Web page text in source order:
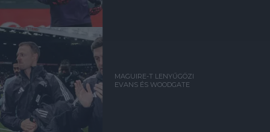
MAGUIRE-T LENYŰGÖZI
EVANS ÉS WOODGATE